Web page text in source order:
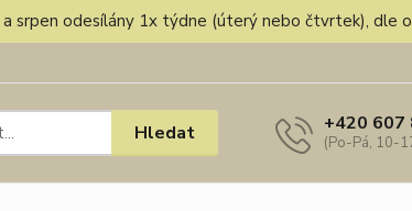
srpen odesílány 1x týdne (úterý nebo čtvrtek), dle
Hledat +420 607
(Po-Pá, 10-